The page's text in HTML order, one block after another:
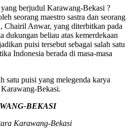
berjudul Karawang-Bekasi ?
seorang maestro sastra dan seorang
Chairil Anwar, yang diterbitkan pada
dukungan beliau atas kemerdekaan
puisi tersebut sebagai salah satu
Indonesia berada di masa-masa
satu puisi yang melegenda karya
Bekasi.
BEKASI
Karawang-Bekasi